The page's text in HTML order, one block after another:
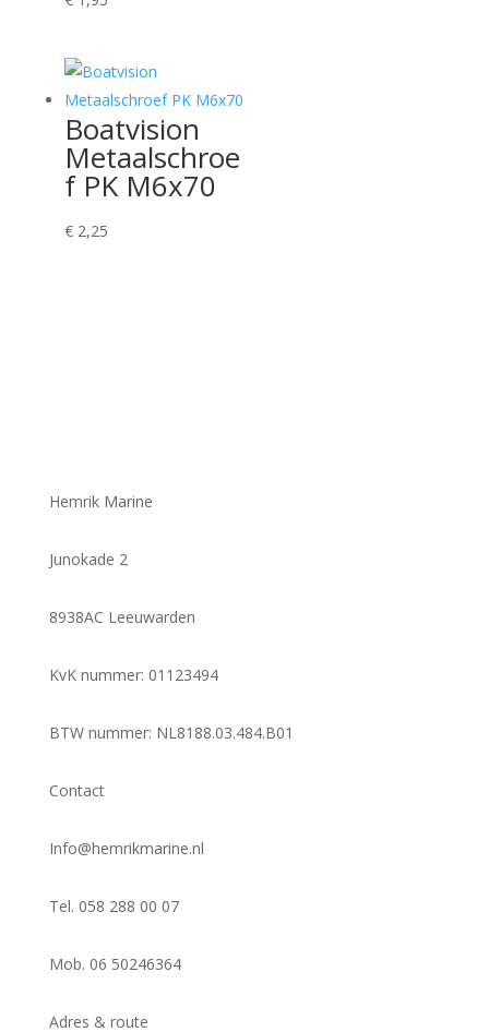
Boatvision
Metaalschroe
f PK M6x70
€2,25
Hemrik Marine
Junokade 2
8938AC Leeuwarden
KvK nummer: 01123494
BTW nummer: NL8188.03.484.B01
Contact
Info@hemrikmarine.nl
Tel. 058 288 00 07
Mob. 06 50246364
Adres & route